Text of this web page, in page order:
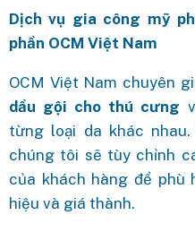
Dịch vụ gia công mỹ
phần OCM Việt Nam
OCM Việt Nam chuyên
dầu gội cho thú cưng
từng loại da khác
chúng tôi sẽ tùy chỉnh
của khách hàng để phù
hiệu và giá thành.